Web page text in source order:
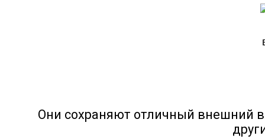
Они сохраняют отличный внешний